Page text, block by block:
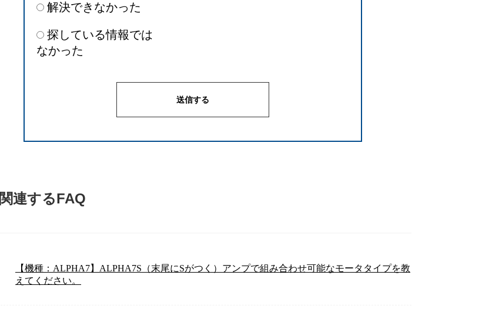
解決できなかった
探している情報では
なかった
関連するFAQ
【機種：ALPHA7】ALPHA7S（末尾にSがつく）アンプで組み合わせ可能なモータタイプを教
えてください。